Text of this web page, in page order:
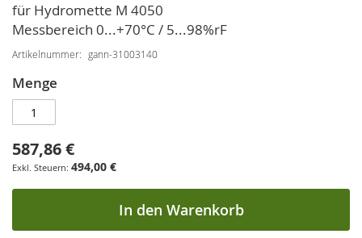
für Hydromette M 4050
Messbereich 0...+70°C / 5...98%rF
Artikelnummer gann-31003140
Menge
587,86 €
494,00 €
In den Warenkorb